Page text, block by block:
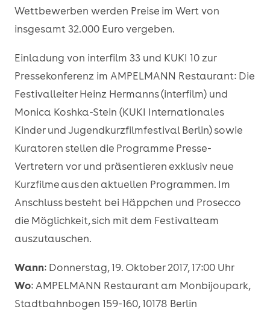
Wettbewerben werden Preise im Wert von
insgesamt 32.000 Euro vergeben.
Einladung von interfilm 33 und KUKI 10 zur
Pressekonferenz im AMPELMANN Restaurant: Die
Festivalleiter Heinz Hermanns (interfilm) und
Monica Koshka-Stein (KUKI Internationales
Kinder und Jugendkurzfilmfestival Berlin) sowie
Kuratoren stellen die Programme Presse-
Vertretern vor und präsentieren exklusiv neue
Kurzfilme aus den aktuellen Programmen. Im
Anschluss besteht bei Häppchen und Prosecco
die Möglichkeit, sich mit dem Festivalteam
auszutauschen.
Wann: Donnerstag, 19. Oktober 2017, 17:00 Uhr
Wo: AMPELMANN Restaurant am Monbijoupark,
Stadtbahnbogen 159-160, 10178 Berlin